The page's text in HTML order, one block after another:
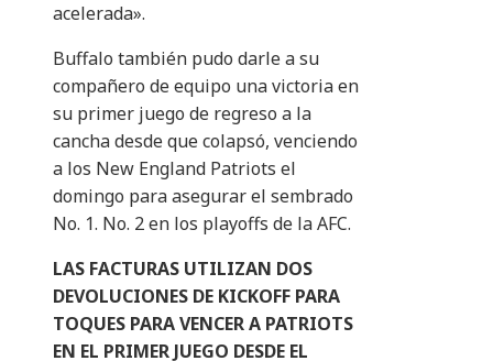
acelerada».
Buffalo también pudo darle a su
compañero de equipo una victoria en
su primer juego de regreso a la
cancha desde que colapsó, venciendo
a los New England Patriots el
domingo para asegurar el sembrado
No. 1. No. 2 en los playoffs de la AFC.
LAS FACTURAS UTILIZAN DOS
DEVOLUCIONES DE KICKOFF PARA
TOQUES PARA VENCER A PATRIOTS
EN EL PRIMER JUEGO DESDE EL